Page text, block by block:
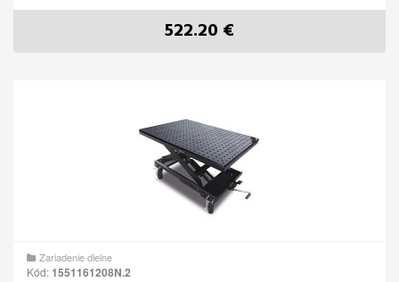
522.20 €
Zariadenie dielne
Kód: 1551161208N.2